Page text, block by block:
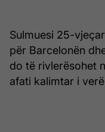
Sulmuesi 25-
për Barcelonën
do të rivlerësohet
afati kalimtar i